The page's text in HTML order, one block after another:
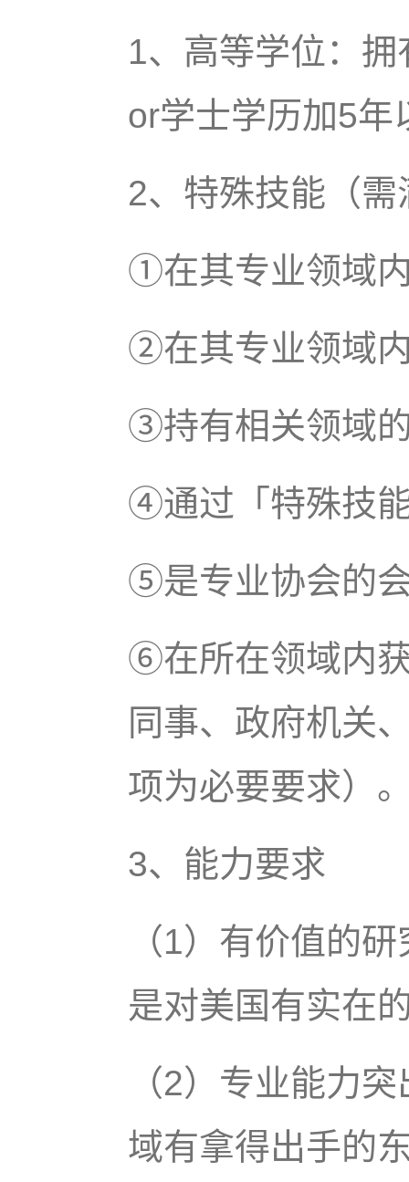
1、高等学位：
or学士学历加5年
2、特殊技能（
①在其专业领域
②在其专业领域
③持有相关领域
④通过「特殊技
⑤是专业协会的
⑥在所在领域内
同事、政府机关
项为必要要求）
3、能力要求
（1）有价值的
是对美国有实在
（2）专业能力
域有拿得出手的